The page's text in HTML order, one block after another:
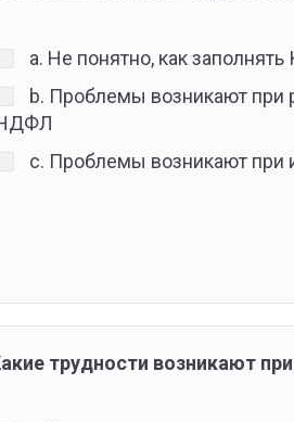
a. Не понятно, как
b. Проблемы возникают при
c. Проблемы возникают при
трудности возникают